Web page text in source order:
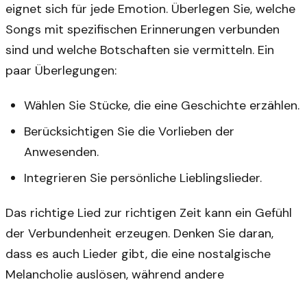
eignet sich für jede Emotion. Überlegen Sie, welche
Songs mit spezifischen Erinnerungen verbunden
sind und welche Botschaften sie vermitteln. Ein
paar Überlegungen:
Wählen Sie Stücke, die eine Geschichte erzählen.
Berücksichtigen Sie die Vorlieben der
Anwesenden.
Integrieren Sie persönliche Lieblingslieder.
Das richtige Lied zur richtigen Zeit kann ein Gefühl
der Verbundenheit erzeugen. Denken Sie daran,
dass es auch Lieder gibt, die eine nostalgische
Melancholie auslösen, während andere